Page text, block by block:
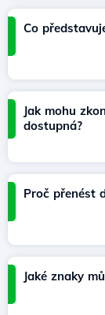
Co
Jak mohu
dostupná?
Proč přenést
Jaké znaky